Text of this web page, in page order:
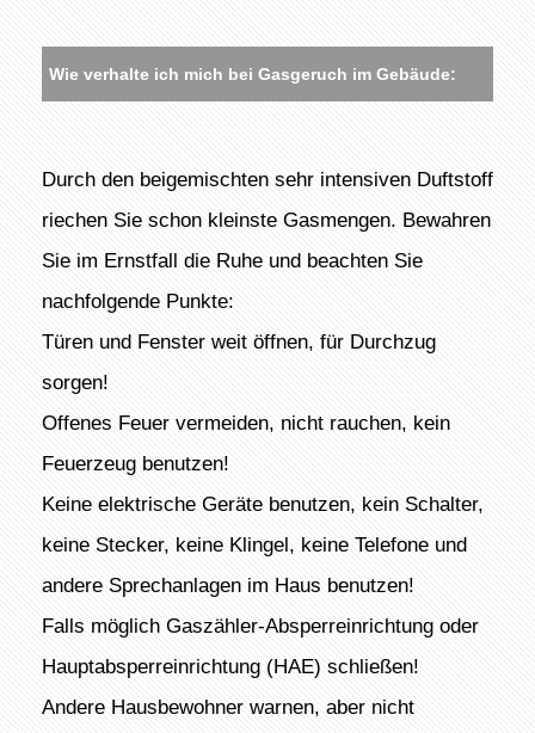
Wie verhalte ich mich bei Gasgeruch im Gebäude:
Durch den beigemischten sehr intensiven Duftstoff
riechen Sie schon kleinste Gasmengen. Bewahren
Sie im Ernstfall die Ruhe und beachten Sie
nachfolgende Punkte:
Türen und Fenster weit öffnen, für Durchzug
sorgen!
Offenes Feuer vermeiden, nicht rauchen, kein
Feuerzeug benutzen!
Keine elektrische Geräte benutzen, kein Schalter,
keine Stecker, keine Klingel, keine Telefone und
andere Sprechanlagen im Haus benutzen!
Falls möglich Gaszähler-Absperreinrichtung oder
Hauptabsperreinrichtung (HAE) schließen!
Andere Hausbewohner warnen, aber nicht